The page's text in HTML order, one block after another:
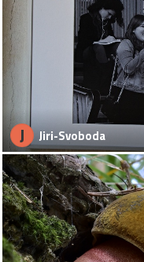
J Jiri-Svoboda